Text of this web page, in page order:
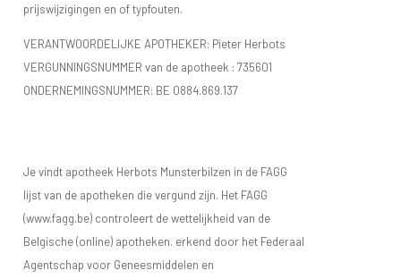
prijswijzigingen en of typfouten.
VERANTWOORDELIJKE APOTHEKER: Pieter Herbots
VERGUNNINGSNUMMER van de apotheek : 735601
ONDERNEMINGSNUMMER: BE 0884.869.137
Je vindt apotheek Herbots Munsterbilzen in de FAGG
lijst van de apotheken die vergund zijn. Het FAGG
(www.fagg.be) controleert de wettelijkheid van de
Belgische (online) apotheken. erkend door het Federaal
Agentschap voor Geneesmiddelen en